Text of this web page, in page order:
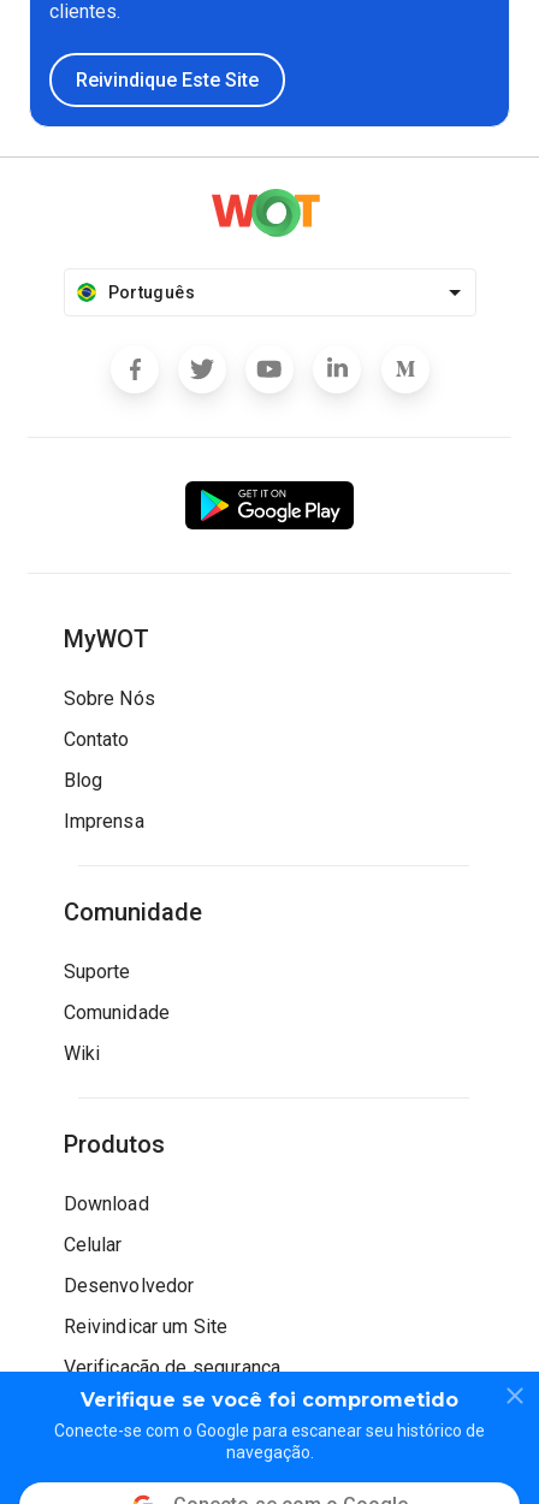
Verifique se você foi comprometido
Conecte-se com o Google para escanear seu histórico de
navegação.
clientes.
Reivindique Este Site
Português
MyWOT
Sobre Nós
Contato
Blog
Imprensa
Comunidade
Suporte
Comunidade
Wiki
Produtos
Download
Celular
Desenvolvedor
Reivindicar um Site
Verificação de segurança